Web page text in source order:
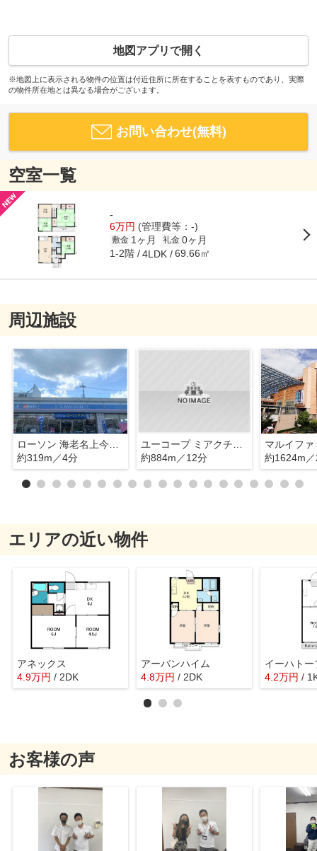
地図アプリで開く
※地図上に表示される物件の位置は付近住所に所在することを表すものであり、実際
の物件所在地とは異なる場合がございます。
お問い合わせ(無料)
空室一覧
-
6万円 (管理費等：-)
敷金 1ヶ月 礼金 0ヶ月
1-2階 4LDK 69.66㎡
周辺施設
約319m／4分
約884m／12分
約1624m
エリアの近い物件
アネックス
4.9万円 / 2DK
アーバンハイム
4.8万円 / 2DK
イーハトー
4.2万円 /
お客様の声